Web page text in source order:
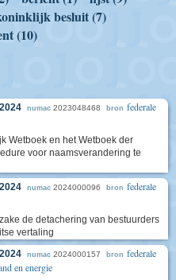
besluit (7)
(10)
numac 2023048468 bron federale
Wetboek en het Wetboek der
voor naamsverandering te
numac 2024000096 bron federale
de detachering van bestuurders
vertaling
numac 2024000157 bron federale
en energie